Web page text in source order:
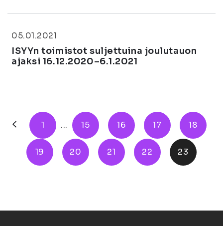
05.01.2021
ISYYn toimistot suljettuina joulutauon
ajaksi 16.12.2020–6.1.2021
1 ... 15 16 17 18
19 20 21 22 23